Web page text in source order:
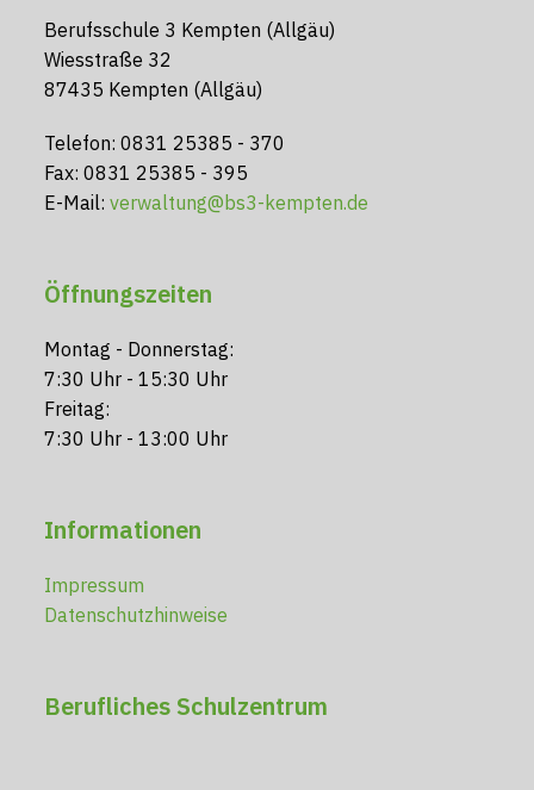
Berufsschule 3 Kempten (Allgäu)
Wiesstraße 32
87435 Kempten (Allgäu)
Telefon: 0831 25385 - 370
Fax: 0831 25385 - 395
E-Mail:verwaltung@bs3-kempten.de
Öffnungszeiten
Montag - Donnerstag:
7:30 Uhr - 15:30 Uhr
Freitag:
7:30 Uhr - 13:00 Uhr
Informationen
Impressum
Datenschutzhinweise
Berufliches Schulzentrum